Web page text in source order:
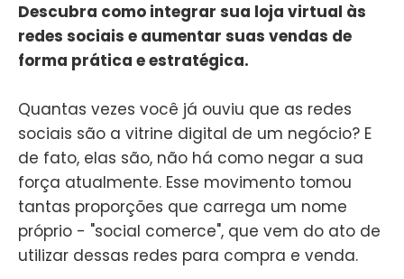
Descubra como integrar sua loja virtual às
redes sociais e aumentar suas vendas de
forma prática e estratégica.
Quantas vezes você já ouviu que as redes
sociais são a vitrine digital de um negócio? E
de fato, elas são, não há como negar a sua
força atualmente. Esse movimento tomou
tantas proporções que carrega um nome
próprio - "social comerce", que vem do ato de
utilizar dessas redes para compra e venda.